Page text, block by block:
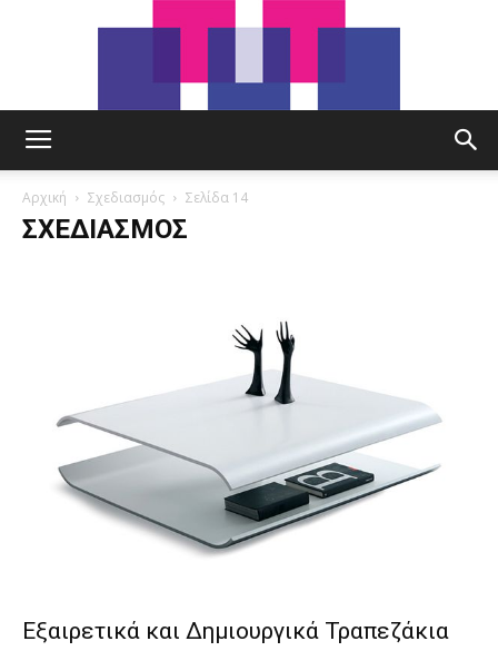
Αρχική Σχεδιασμός Σελίδα 14
ΣΧΕΔΙΑΣΜΌΣ
Εξαιρετικά και Δημιουργικά Τραπεζάκια